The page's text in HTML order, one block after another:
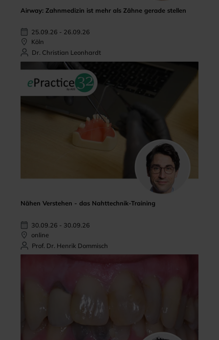
Airway: Zahnmedizin ist mehr als Zähne gerade stellen
25.09.26 - 26.09.26
Köln
Dr. Christian Leonhardt
Nähen Verstehen - das Nahttechnik-Training
30.09.26 - 30.09.26
online
Prof. Dr. Henrik Dommisch